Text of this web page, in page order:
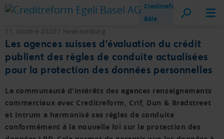
Creditreform
Bâle
11. octobre 2023 Newsmeldung
Les agences suisses d'évaluation du crédit
publient des règles de conduite actualisées
pour la protection des données personnelles
La communauté d'intérêts des agences renseignements
commerciaux avec Creditreform, Crif, Dun & Bradstreet
et Intrum a harmonisé ses règles de conduite
conformément à la nouvelle loi sur la protection des